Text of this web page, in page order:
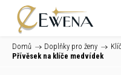
Domů / Doplňky pro ženy /
Přívěsek na klíče medvídek